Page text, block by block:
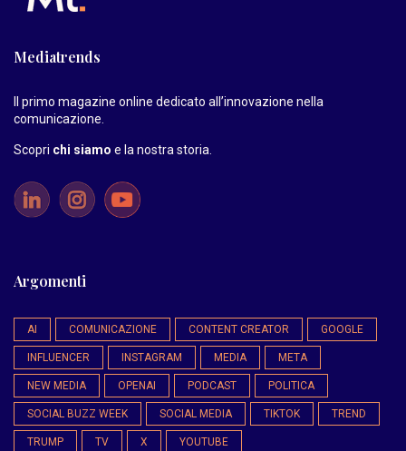
Mediatrends
Il primo magazine online dedicato all’innovazione nella
comunicazione.
Scopri chi siamo e la nostra storia.
Argomenti
AI COMUNICAZIONE CONTENT CREATOR GOOGLE
INFLUENCER INSTAGRAM MEDIA META
NEW MEDIA OPENAI PODCAST POLITICA
SOCIAL BUZZ WEEK SOCIAL MEDIA TIKTOK TREND
TRUMP TV X YOUTUBE